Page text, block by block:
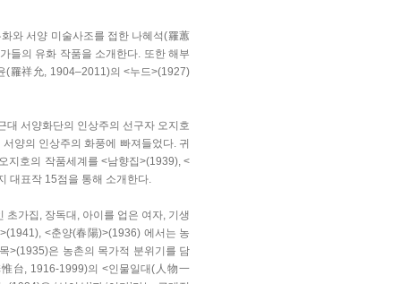
와 서양 미술사조를 접한 나혜석(羅蕙
들의 유화 작품을 소개한다. 또한 해부
(羅祥允, 1904–2011)의 <누드>(1927)
대 서양화단의 인상주의 선구자 오지호
양의 인상주의 화풍에 빠져들었다. 귀
지호의 작품세계를 <남향집>(1939), <
대표작 15점을 통해 소개한다.
가집, 장독대, 아이를 업은 여자, 기생
<춘양(春陽)>(1936) 에서는 농
>(1935)은 농촌의 목가적 분위기를 담
台, 1916-1999)의 <인물일대(人物一